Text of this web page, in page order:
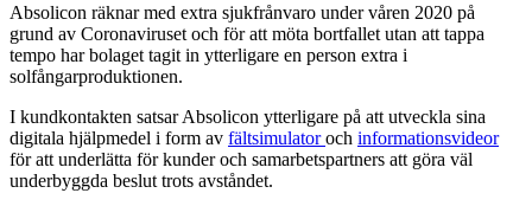
Absolicon räknar med extra sjukfrånvaro under våren 2020 på
grund av Coronaviruset och för att möta bortfallet utan att tappa
tempo har bolaget tagit in ytterligare en person extra i
solfångarproduktionen.
I kundkontakten satsar Absolicon ytterligare på att utveckla sina
digitala hjälpmedel i form av fältsimulatoroch informationsvideor
för att underlätta för kunder och samarbetspartners att göra väl
underbyggda beslut trots avståndet.